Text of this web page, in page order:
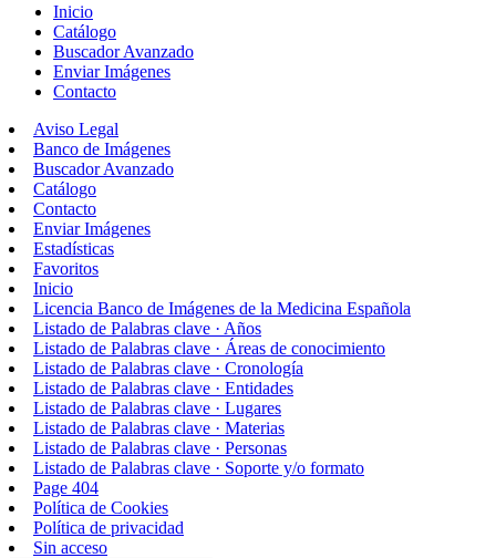
Inicio
Catálogo
Buscador Avanzado
Enviar Imágenes
Contacto
Aviso Legal
Banco de Imágenes
Buscador Avanzado
Catálogo
Contacto
Enviar Imágenes
Estadísticas
Favoritos
Inicio
Licencia Banco de Imágenes de la Medicina Española
Listado de Palabras clave · Años
Listado de Palabras clave · Áreas de conocimiento
Listado de Palabras clave · Cronología
Listado de Palabras clave · Entidades
Listado de Palabras clave · Lugares
Listado de Palabras clave · Materias
Listado de Palabras clave · Personas
Listado de Palabras clave · Soporte y/o formato
Page 404
Política de Cookies
Política de privacidad
Sin acceso